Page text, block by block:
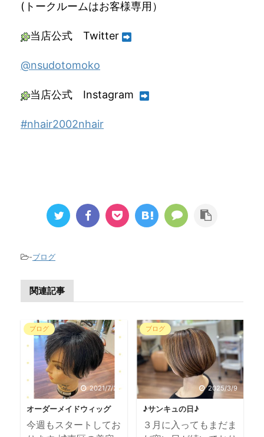
(トークルームはお客様専用）
当店公式 Twitter
@nsudotomoko
当店公式 Instagram
#nhair2002nhair
-ブログ
関連記事
ブログ
2021/7/28
オーダーメイドウィッグ
今週もスタートしてお
ブログ
2025/3/9
♪サンキュの日♪
３月に入ってもまだま